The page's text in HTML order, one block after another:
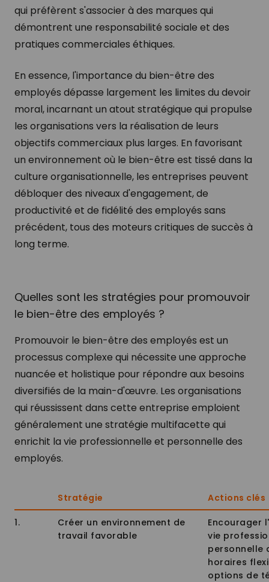
qui préfèrent s'associer à des marques qui
démontrent une responsabilité sociale et des
pratiques commerciales éthiques.
En essence, l'importance du bien-être des
employés dépasse largement les limites du devoir
moral, incarnant un atout stratégique qui propulse
les organisations vers la réalisation de leurs
objectifs commerciaux plus larges. En favorisant
un environnement où le bien-être est tissé dans la
culture organisationnelle, les entreprises peuvent
débloquer des niveaux d'engagement, de
productivité et de fidélité des employés sans
précédent, tous des moteurs critiques de succès à
long terme.
Quelles sont les stratégies pour promouvoir
le bien-être des employés ?
Promouvoir le bien-être des employés est un
processus complexe qui nécessite une approche
nuancée et holistique pour répondre aux besoins
diversifiés de la main-d'œuvre. Les organisations
qui réussissent dans cette entreprise emploient
généralement une stratégie multifacette qui
enrichit la vie professionnelle et personnelle des
employés.
Stratégie Actions clés
1.
Créer un environnement de
travail favorable
Encourager
vie
personnelle
horaires
options de